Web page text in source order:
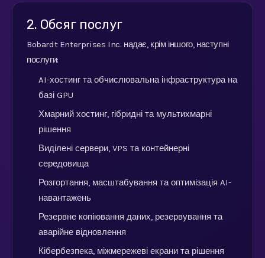
2. Обсяг послуг
Bobardt Enterprises Inc. надає, крім іншого, наступні
послуги:
AI-хостинг та обчислювальна інфраструктура на
базі GPU
Хмарний хостинг, гібридні та мультихмарні
рішення
Виділені сервери, VPS та контейнерні
середовища
Розгортання, масштабування та оптимізація AI-
навантажень
Резервне копіювання даних, резервування та
аварійне відновлення
Кібербезпека, міжмережеві екрани та рішення